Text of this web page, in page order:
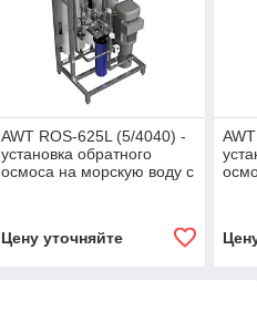
AWT ROS-625L (5/4040) -
установка обратного
осмоса на морскую воду с
Цену уточняйте